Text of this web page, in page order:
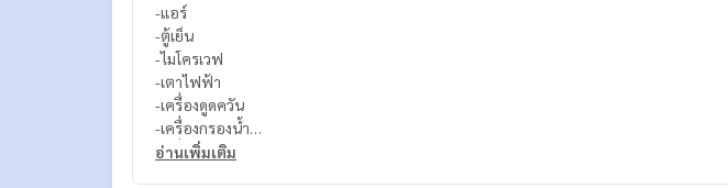
-แอร์
-ตู้เย็น
-ไมโครเวฟ
-เตาไฟฟ้า
-เครื่องดูดควัน
-เครื่องกรองน้ำ
-เครื่องซักผ้า
อ่านเพิ่มเติม